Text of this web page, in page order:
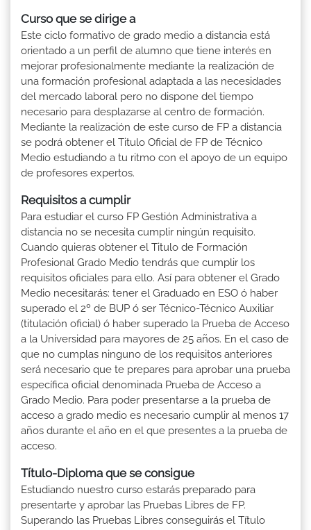
Curso que se dirige a
Este ciclo formativo de grado medio a distancia está
orientado a un perfil de alumno que tiene interés en
mejorar profesionalmente mediante la realización de
una formación profesional adaptada a las necesidades
del mercado laboral pero no dispone del tiempo
necesario para desplazarse al centro de formación.
Mediante la realización de este curso de FP a distancia
se podrá obtener el Titulo Oficial de FP de Técnico
Medio estudiando a tu ritmo con el apoyo de un equipo
de profesores expertos.
Requisitos a cumplir
Para estudiar el curso FP Gestión Administrativa a
distancia no se necesita cumplir ningún requisito.
Cuando quieras obtener el Titulo de Formación
Profesional Grado Medio tendrás que cumplir los
requisitos oficiales para ello. Así para obtener el Grado
Medio necesitarás: tener el Graduado en ESO ó haber
superado el 2º de BUP ó ser Técnico-Técnico Auxiliar
(titulación oficial) ó haber superado la Prueba de Acceso
a la Universidad para mayores de 25 años. En el caso de
que no cumplas ninguno de los requisitos anteriores
será necesario que te prepares para aprobar una prueba
específica oficial denominada Prueba de Acceso a
Grado Medio. Para poder presentarse a la prueba de
acceso a grado medio es necesario cumplir al menos 17
años durante el año en el que presentes a la prueba de
acceso.
Título-Diploma que se consigue
Estudiando nuestro curso estarás preparado para
presentarte y aprobar las Pruebas Libres de FP.
Superando las Pruebas Libres conseguirás el Título